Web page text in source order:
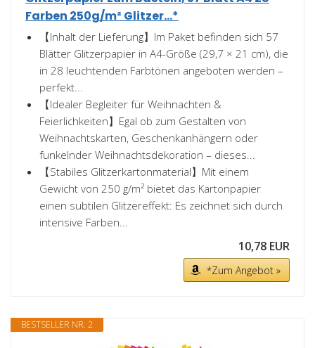
Farben 250g/m² Glitzer...*
【Inhalt der Lieferung】Im Paket befinden sich 57
Blätter Glitzerpapier in A4-Größe (29,7 × 21 cm), die
in 28 leuchtenden Farbtönen angeboten werden –
perfekt...
【Idealer Begleiter für Weihnachten &
Feierlichkeiten】Egal ob zum Gestalten von
Weihnachtskarten, Geschenkanhängern oder
funkelnder Weihnachtsdekoration – dieses...
【Stabiles Glitzerkartonmaterial】Mit einem
Gewicht von 250 g/m² bietet das Kartonpapier
einen subtilen Glitzereffekt: Es zeichnet sich durch
intensive Farben...
10,78 EUR
*Zum Angebot »
BESTSELLER NR. 2